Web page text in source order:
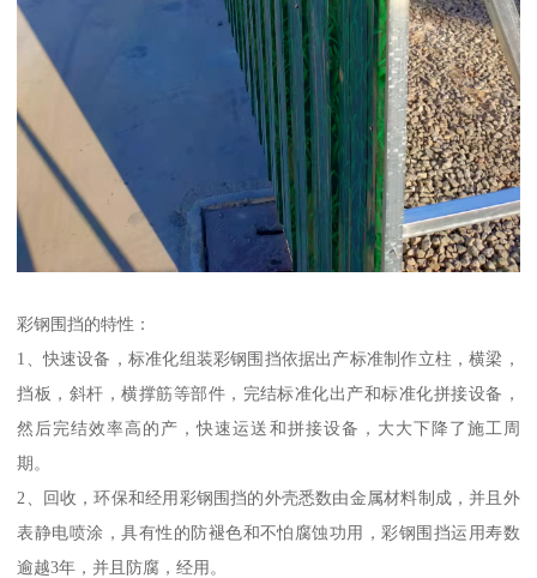
彩钢围挡的特性：
1、快速设备，标准化组装彩钢围挡依据出产标准制作立柱，横梁，
挡板，斜杆，横撑筋等部件，完结标准化出产和标准化拼接设备，
然后完结效率高的产，快速运送和拼接设备，大大下降了施工周
期。
2、回收，环保和经用彩钢围挡的外壳悉数由金属材料制成，并且外
表静电喷涂，具有性的防褪色和不怕腐蚀功用，彩钢围挡运用寿数
逾越3年，并且防腐，经用。